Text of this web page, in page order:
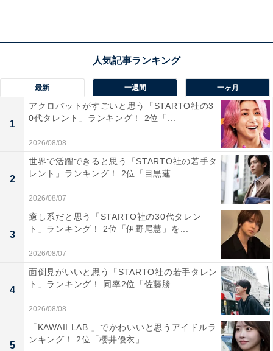
1位：生八つ橋（おたべ）／103票
1位は「生八つ橋（おたべ）」でした。もちもちした食
感と優しい甘さの餡が詰まった生八つ橋は、京都土産の
定番中の定番。抹茶や季節限定の味など、バリエーショ
ンも豊富で、観光客に広く支持されています。
最新 一週間 一ヶ月
1
アクロバットがすごいと思う「STARTO社の3
0代タレント」ランキング！ 2位「...
2026/08/08
2
世界で活躍できると思う「STARTO社の若手タ
レント」ランキング！ 2位「目黒蓮...
2026/08/07
3
癒し系だと思う「STARTO社の30代タレン
ト」ランキング！ 2位「伊野尾慧」を...
2026/08/07
4
面倒見がいいと思う「STARTO社の若手タレン
ト」ランキング！ 同率2位「佐藤勝...
2026/08/08
5
「KAWAII LAB.」でかわいいと思うアイドルラ
ンキング！ 2位「櫻井優衣」...